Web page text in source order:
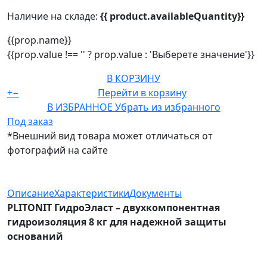
Наличие на складе: {{ product.availableQuantity}}
{{prop.name}}
{{prop.value !== '' ? prop.value : 'Выберете значение'}}
В КОРЗИНУ
+−
Перейти в корзину
В ИЗБРАННОЕ Убрать из избранного
Под заказ
*Внешний вид товара может отличаться от
фотографий на сайте
ОписаниеХарактеристикиДокументы
PLITONIT ГидроЭласт – двухкомпонентная
гидроизоляция 8 кг для надежной защиты
оснований